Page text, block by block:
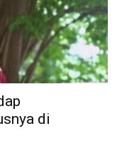
di